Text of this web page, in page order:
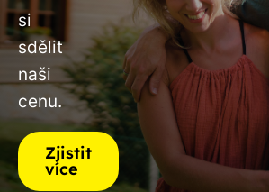
si
sdělit
naši
cenu.
Zjistit
více